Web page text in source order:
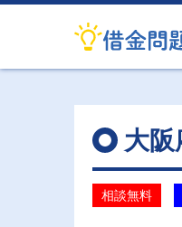
大
相談無料